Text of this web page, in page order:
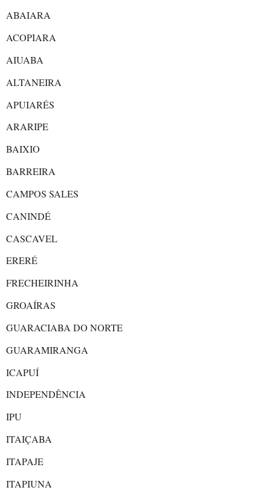
ABAIARA
ACOPIARA
AIUABA
ALTANEIRA
APUIARÉS
ARARIPE
BAIXIO
BARREIRA
CAMPOS SALES
CANINDÉ
CASCAVEL
ERERÉ
FRECHEIRINHA
GROAÍRAS
GUARACIABA DO NORTE
GUARAMIRANGA
ICAPUÍ
INDEPENDÊNCIA
IPU
ITAIÇABA
ITAPAJE
ITAPIUNA